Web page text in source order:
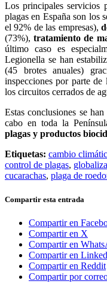
Los principales servicios
plagas en España son los
el 92% de las empresas),
(73%),tratamiento de
último caso es
Legionella se han
(45 brotes anuales)
inspecciones por parte de
los circuitos cerrados de
Estas conclusiones se
cabo en toda la
plagas y productos
Etiquetas: cambio
control de plagas,
cucarachas, plaga de
Compartir esta entrada
Compartir en
Compartir en X
Compartir en
Compartir en
Compartir en Reddit
Compartir por